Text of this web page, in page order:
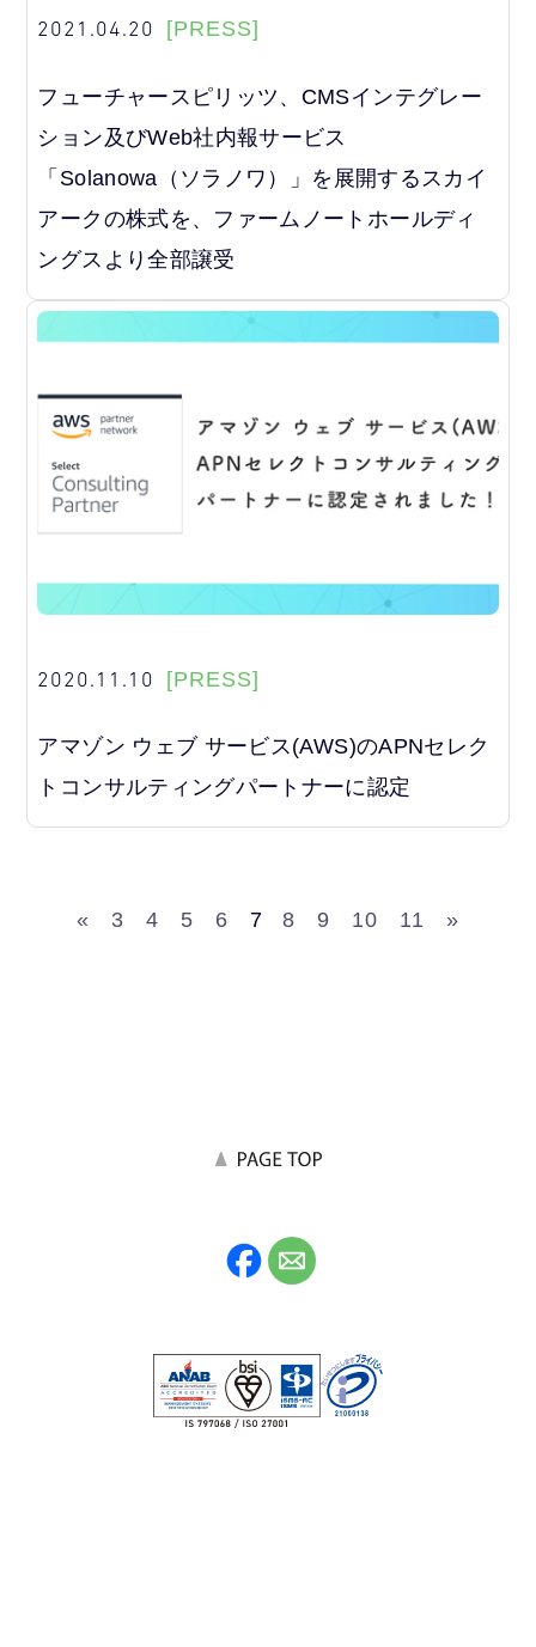
2021.04.20 [PRESS]
フューチャースピリッツ、CMSインテグレー
ション及びWeb社内報サービス
「Solanowa（ソラノワ）」を展開するスカイ
アークの株式を、ファームノートホールディ
ングスより全部譲受
2020.11.10 [PRESS]
アマゾン ウェブ サービス(AWS)のAPNセレク
トコンサルティングパートナーに認定
« 3 4 5 6 7 8 9 10 11 »